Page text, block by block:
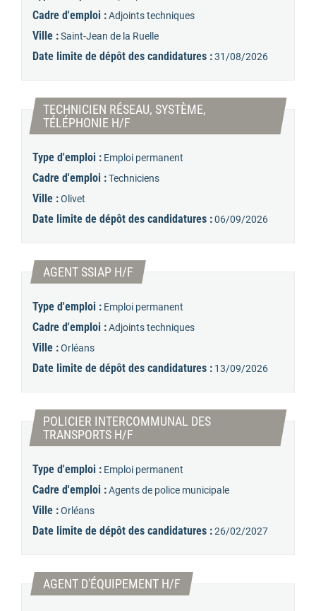
Cadre d'emploi :Adjoints techniques
Ville :Saint-Jean de la Ruelle
Date limite de dépôt des candidatures :31/08/2026
TECHNICIEN RÉSEAU, SYSTÈME,
TÉLÉPHONIE H/F
Type d'emploi : Emploi permanent
Cadre d'emploi :Techniciens
Ville :Olivet
Date limite de dépôt des candidatures :06/09/2026
AGENT SSIAP H/F (Nouvelle fenêtre)
Type d'emploi : Emploi permanent
Cadre d'emploi :Adjoints techniques
Ville :Orléans
Date limite de dépôt des candidatures : 13/09/2026
POLICIER INTERCOMMUNAL DES
TRANSPORTS H/F
Type d'emploi : Emploi permanent
Cadre d'emploi :Agents de police municipale
Ville :Orléans
Date limite de dépôt des candidatures :26/02/2027
AGENT D'ÉQUIPEMENT H/F (Nouvelle fenêtre)